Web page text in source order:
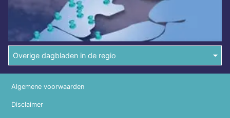
Overige dagbladen in de regio
Algemene voorwaarden
Disclaimer